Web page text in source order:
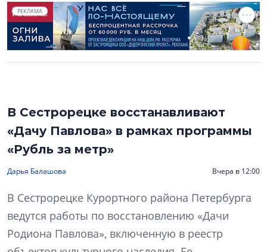
РЕКЛАМА
В Сестрорецке восстанавливают
«Дачу Павлова» в рамках программы
«Рубль за метр»
Дарья Балашова Вчера в 12:00
В Сестрорецке Курортного района Петербурга
ведутся работы по восстановлению «Дачи
Родиона Павлова», включенную в реестр